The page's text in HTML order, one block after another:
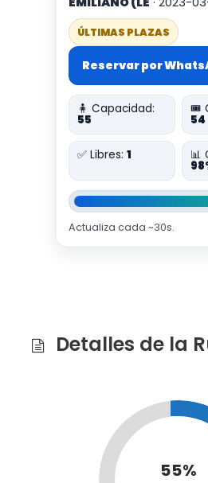
ÚLTIMAS PLAZAS
Reservar por
🧍 Capacidad:
55
🎟️
54
✅ Libres: 1 📊
Actualiza cada ~30s.
Detalles de la
55%